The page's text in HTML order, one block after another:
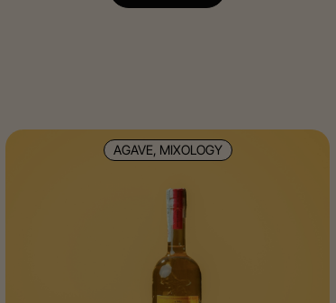
AGAVE, MIXOLOGY